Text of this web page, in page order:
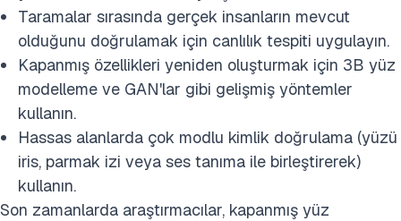
Taramalar sırasında gerçek insanların mevcut
olduğunu doğrulamak için canlılık tespiti uygulayın.
Kapanmış özellikleri yeniden oluşturmak için 3B yüz
modelleme ve GAN'lar gibi gelişmiş yöntemler
kullanın.
Hassas alanlarda çok modlu kimlik doğrulama (yüzü
iris, parmak izi veya ses tanıma ile birleştirerek)
kullanın.
Son zamanlarda araştırmacılar, kapanmış yüz